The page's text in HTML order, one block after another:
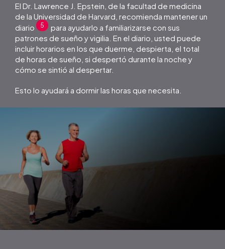
El Dr. Lawrence J. Epstein, de la facultad de medicina
de la Universidad de Harvard, recomienda mantener un
diario
5
para ayudarlo a familiarizarse con sus
patrones de sueño y vigilia. En el diario, usted puede
incluir horarios en los que duerme, despierta, el total
de horas de sueño, si despertó durante la noche y
cómo se sintió al despertar.
Esto lo ayudará a dormir las horas que necesita.